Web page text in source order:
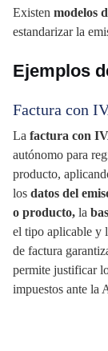
Existen modelos
estandarizar la
Ejemplos
Factura con
La factura con
autónomo para
producto,
los datos del
o producto, la
el tipo aplicable y
de factura
permite justificar
impuestos ante la